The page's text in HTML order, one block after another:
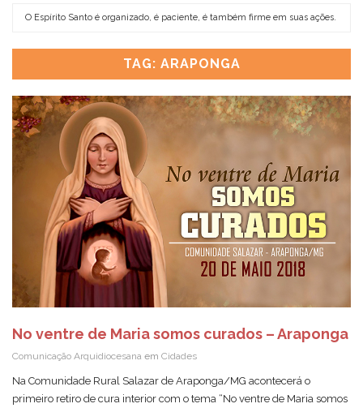
O Espírito Santo é organizado, é paciente, é também firme em suas ações.
ENCONTRO REGIONAL DE MINISTÉRIOS – REGIÃO OESTE – 18 de julho
TAG: ARAPONGA
No ventre de Maria somos curados – Araponga
Comunicação Arquidiocesana em Cidades
Na Comunidade Rural Salazar de Araponga/MG acontecerá o
primeiro retiro de cura interior com o tema “No ventre de Maria somos